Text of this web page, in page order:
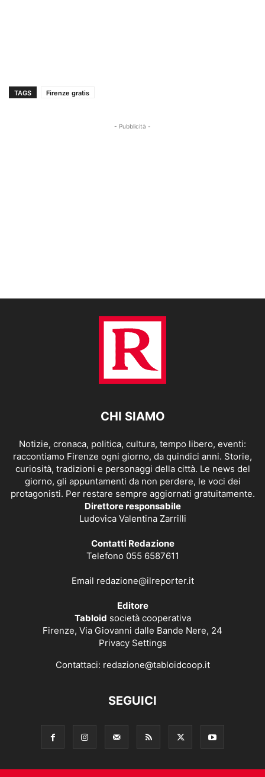
TAGS Firenze gratis
- Pubblicità -
CHI SIAMO
Notizie, cronaca, politica, cultura, tempo libero, eventi:
raccontiamo Firenze ogni giorno, da quindici anni. Storie,
curiosità, tradizioni e personaggi della città. Le news del
giorno, gli appuntamenti da non perdere, le voci dei
protagonisti. Per restare sempre aggiornati gratuitamente.
Direttore responsabile
Ludovica Valentina Zarrilli
Contatti Redazione
Telefono 055 6587611
Email redazione@ilreporter.it
Editore
Tabloid società cooperativa
Firenze, Via Giovanni dalle Bande Nere, 24
Privacy Settings
Contattaci: redazione@tabloidcoop.it
SEGUICI